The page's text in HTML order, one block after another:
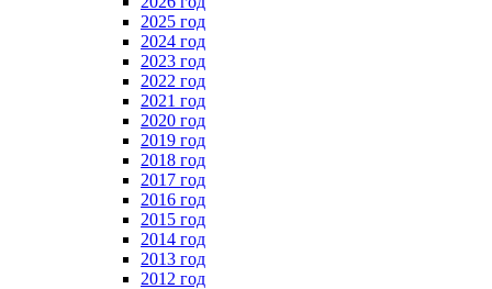
2025 год
2024 год
2023 год
2022 год
2021 год
2020 год
2019 год
2018 год
2017 год
2016 год
2015 год
2014 год
2013 год
2012 год